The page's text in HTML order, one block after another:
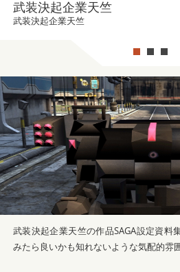
武装決起企業天竺
武装決起企業天竺
武装決起企業天竺の作品SAGA設定資料
みたら良いかも知れないような気配的雰